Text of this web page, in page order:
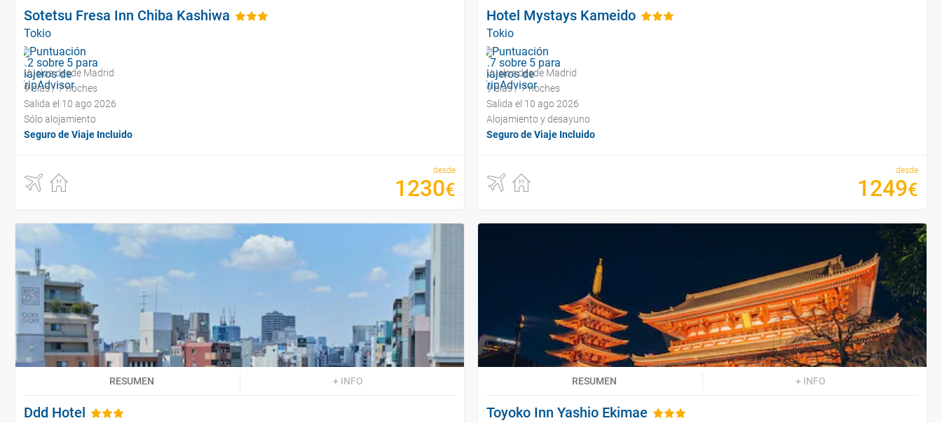
Sotetsu Fresa Inn Chiba Kashiwa
Tokio
Vuelos desde Madrid
9 días / 7 noches
Salida el 10 ago 2026
Sólo alojamiento
Seguro de Viaje Incluido
desde
1230€
Hotel Mystays Kameido
Tokio
Vuelos desde Madrid
9 días / 7 noches
Salida el 10 ago 2026
Alojamiento y desayuno
Seguro de Viaje Incluido
desde
1249€
RESUMEN + INFO
Ddd Hotel
RESUMEN + INFO
Toyoko Inn Yashio Ekimae